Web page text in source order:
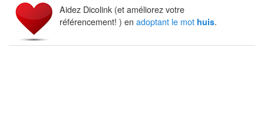
Aidez Dicolink (et améliorez votre
référencement! ) en adoptant le mot huis.